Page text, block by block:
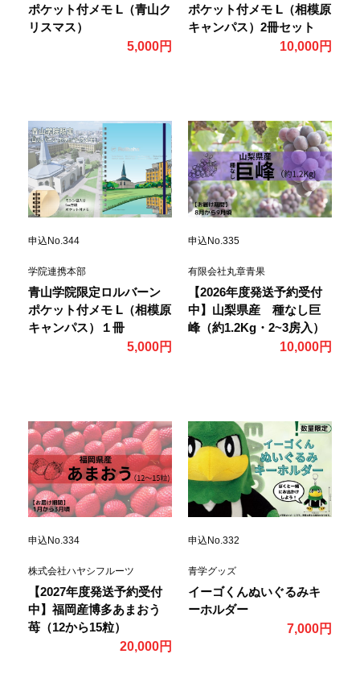
ポケット付メモ L（青山ク
リスマス）
5,000円
ポケット付メモ L（相模原
キャンパス）2冊セット
10,000円
申込No.344
学院連携本部
青山学院限定ロルバーン
ポケット付メモ L（相模原
キャンパス）１冊
5,000円
申込No.335
有限会社丸章青果
【2026年度発送予約受付
中】山梨県産 種なし巨
峰（約1.2Kg・2~3房入）
10,000円
申込No.334
株式会社ハヤシフルーツ
【2027年度発送予約受付
中】福岡産博多あまおう
苺（12から15粒）
20,000円
申込No.332
青学グッズ
イーゴくんぬいぐるみキ
ーホルダー
7,000円